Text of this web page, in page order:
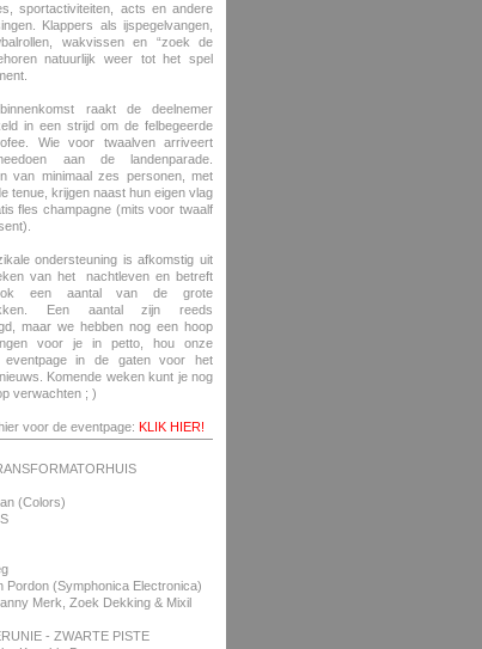
sportactiviteiten, acts en andere
Klappers als ijspegelvangen,
wakvissen en “zoek de
natuurlijk weer tot het spel
raakt de deelnemer
in een strijd om de felbegeerde
Wie voor twaalven arriveert
aan de landenparade.
van minimaal zes personen, met
tenue, krijgen naast hun eigen vlag
fles champagne (mits voor twaalf
ondersteuning is afkomstig uit
van het nachtleven en betreft
een aantal van de grote
Een aantal zijn reeds
maar we hebben nog een hoop
voor je in petto, hou onze
eventpage in de gaten voor het
Komende weken kunt je nog
verwachten ; )
voor de eventpage: KLIK HIER!
(Colors)
Pordon (Symphonica Electronica)
Merk, Zoek Dekking & Mixil
- ZWARTE PISTE